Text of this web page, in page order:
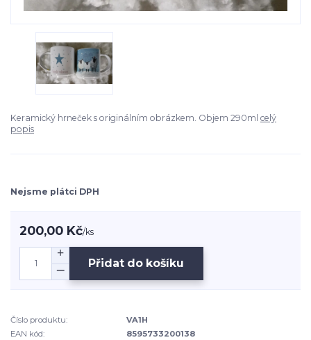
Keramický hrneček s originálním obrázkem. Objem 290ml celý
popis
Nejsme plátci DPH
200,00 Kč/ks
Přidat do košíku
Číslo produktu:
VA1H
EAN kód:
8595733200138